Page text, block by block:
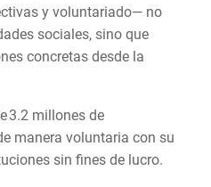
y voluntariado— no
sociales, sino que
concretas desde la
3.2 millones de
manera voluntaria con su
sin fines de lucro.